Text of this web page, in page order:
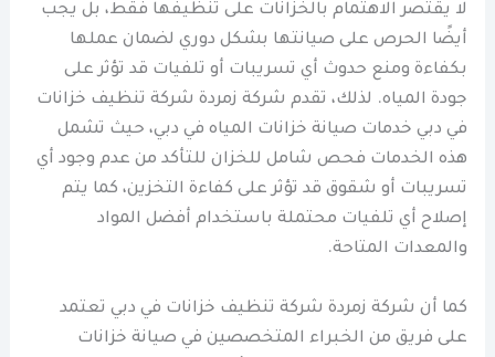
لا يقتصر الاهتمام بالخزانات على تنظيفها فقط، بل يجب
أيضًا الحرص على صيانتها بشكل دوري لضمان عملها
بكفاءة ومنع حدوث أي تسريبات أو تلفيات قد تؤثر على
جودة المياه. لذلك، تقدم شركة زمردة شركة تنظيف خزانات
في دبي خدمات صيانة خزانات المياه في دبي، حيث تشمل
هذه الخدمات فحص شامل للخزان للتأكد من عدم وجود أي
تسريبات أو شقوق قد تؤثر على كفاءة التخزين، كما يتم
إصلاح أي تلفيات محتملة باستخدام أفضل المواد
والمعدات المتاحة.
كما أن شركة زمردة شركة تنظيف خزانات في دبي تعتمد
على فريق من الخبراء المتخصصين في صيانة خزانات